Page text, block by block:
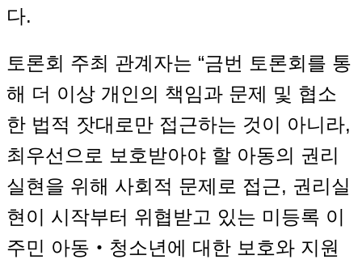
다.
토론회 주최 관계자는 “금번 토론회를 통
해 더 이상 개인의 책임과 문제 및 협소
한 법적 잣대로만 접근하는 것이 아니라,
최우선으로 보호받아야 할 아동의 권리
실현을 위해 사회적 문제로 접근, 권리실
현이 시작부터 위협받고 있는 미등록 이
주민 아동‧청소년에 대한 보호와 지원